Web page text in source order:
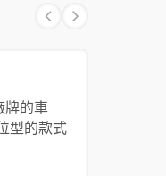
牌的車
型的款式